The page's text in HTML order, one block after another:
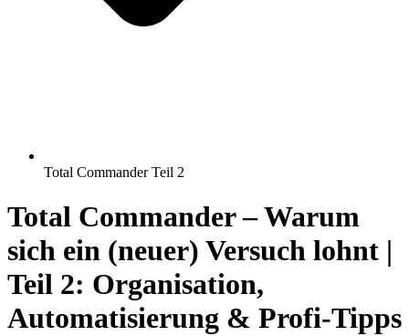
Total Commander Teil 2
Total Commander – Warum
sich ein (neuer) Versuch lohnt |
Teil 2: Organisation,
Automatisierung & Profi-Tipps